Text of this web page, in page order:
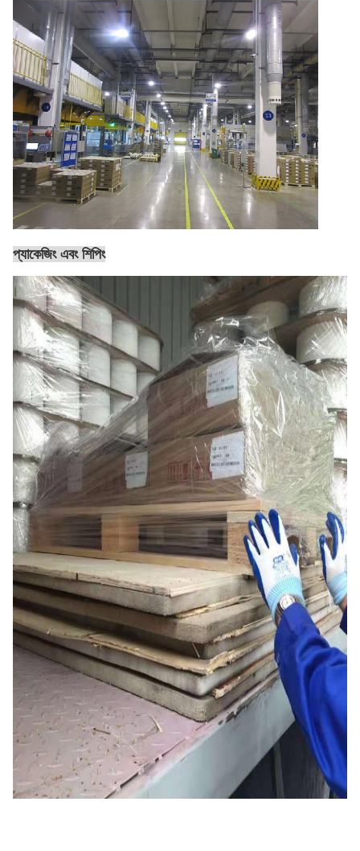
প্যাকেজিং এবং শিপিং